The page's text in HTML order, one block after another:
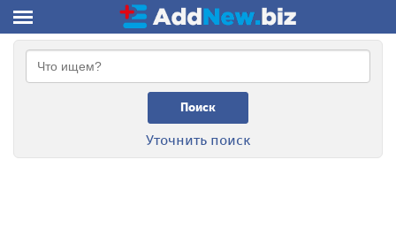
Поиск
Уточнить поиск